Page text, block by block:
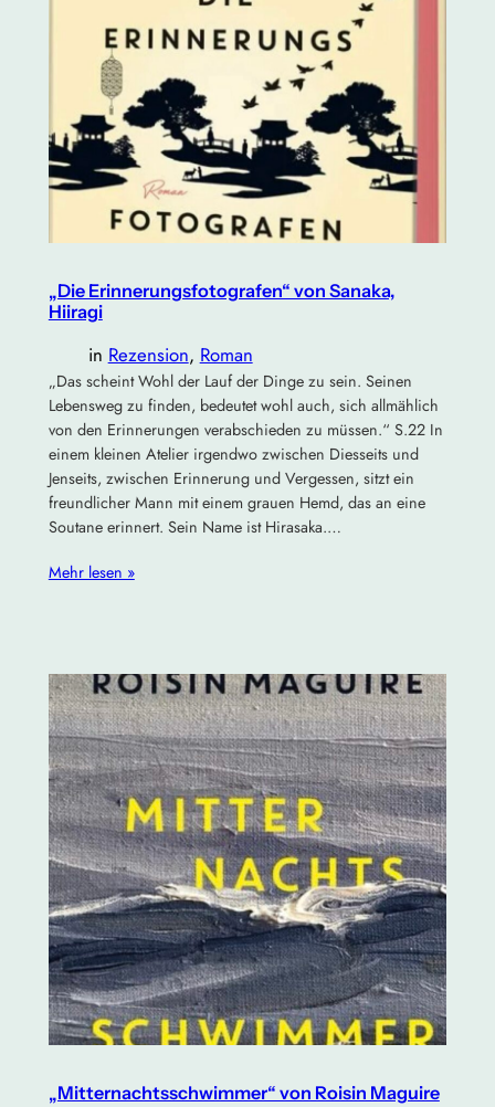
„Die Erinnerungsfotografen“ von Sanaka,
Hiiragi
in Rezension, Roman
„Das scheint Wohl der Lauf der Dinge zu sein. Seinen
Lebensweg zu finden, bedeutet wohl auch, sich allmählich
von den Erinnerungen verabschieden zu müssen.“ S.22 In
einem kleinen Atelier irgendwo zwischen Diesseits und
Jenseits, zwischen Erinnerung und Vergessen, sitzt ein
freundlicher Mann mit einem grauen Hemd, das an eine
Soutane erinnert. Sein Name ist Hirasaka.…
Mehr lesen »
„Mitternachtsschwimmer“ von Roisin Maguire